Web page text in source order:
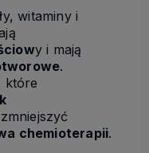
witaminy i
y i mają
.
które
chemioterapii.